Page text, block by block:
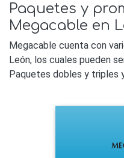
Paquetes y
Megacable en
Megacable cuenta con
León, los cuales pueden
Paquetes dobles y triples